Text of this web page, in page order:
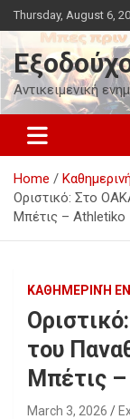
Skip
to
content
Thursday, August 6,
Αντικειμενική
Home
Οριστικό: Στο
Μπέτις – Athletiko
ΚΑΘΗΜΕΡΙΝΉ
του
Μπέτις
March 3, 2026